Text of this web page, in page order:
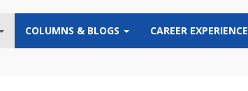
COLUMNS & BLOGS CAREER EXPERIENCE